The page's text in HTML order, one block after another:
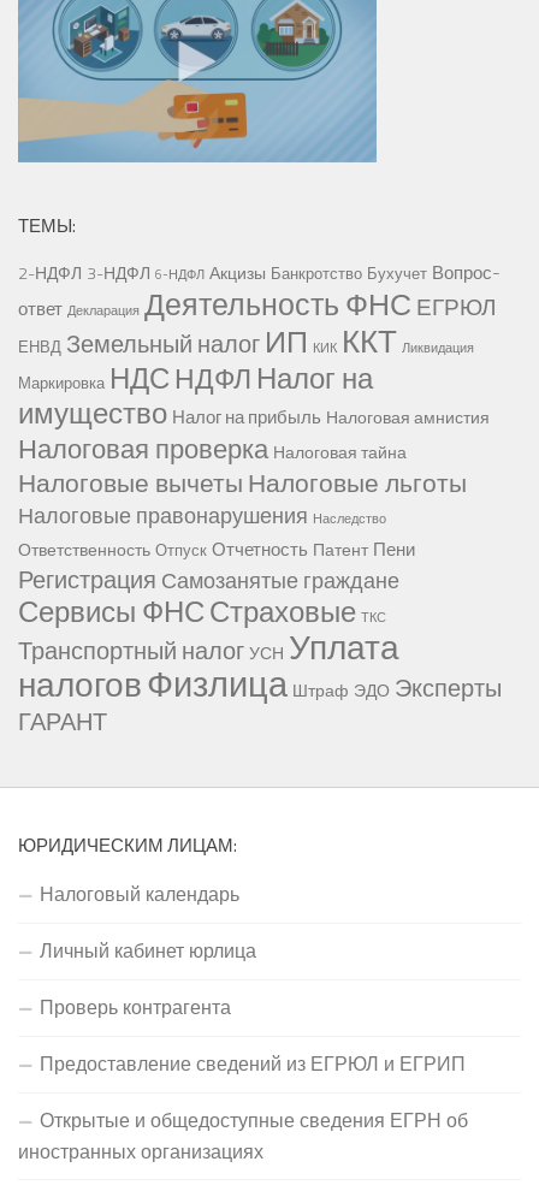
ТЕМЫ:
2-НДФЛ 3-НДФЛ 6-НДФЛ Акцизы Банкротство Бухучет Вопрос-
ответ Декларация Деятельность ФНС ЕГРЮЛ
ЕНВД Земельный налог ИП КИК ККТ Ликвидация
Маркировка НДС НДФЛ Налог на
имущество Налог на прибыль Налоговая амнистия
Налоговая проверка Налоговая тайна
Налоговые вычетыНалоговые льготы
Налоговые правонарушения Наследство
Ответственность Отпуск Отчетность Патент Пени
Регистрация Самозанятые граждане
Сервисы ФНССтраховые ТКС
Транспортный налогУСН Уплата
налоговФизлица Штраф ЭДО Эксперты
ГАРАНТ
ЮРИДИЧЕСКИМ ЛИЦАМ:
Налоговый календарь
Личный кабинет юрлица
Проверь контрагента
Предоставление сведений из ЕГРЮЛ и ЕГРИП
Открытые и общедоступные сведения ЕГРН об
иностранных организациях